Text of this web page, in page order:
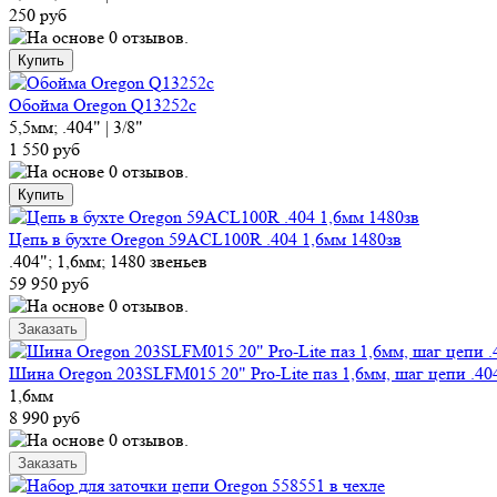
250 руб
Обойма Oregon Q13252c
5,5мм; .404" | 3/8"
1 550 руб
Цепь в бухте Oregon 59ACL100R .404 1,6мм 1480зв
.404"; 1,6мм; 1480 звеньев
59 950 руб
Шина Oregon 203SLFM015 20" Pro-Lite паз 1,6мм, шаг цепи
1,6мм
8 990 руб